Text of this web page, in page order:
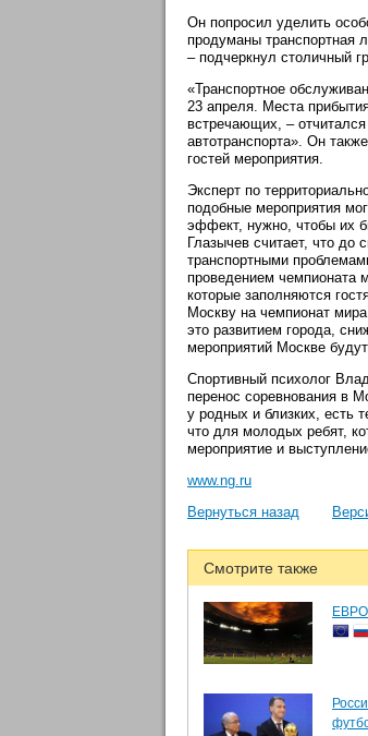
Он попросил уделить
продуманы транспортная
– подчеркнул столичный
«Транспортное
23 апреля. Места
встречающих, –
автотранспорта». Он
гостей мероприятия.
Эксперт по
подобные мероприятия
эффект, нужно, чтобы их
Глазычев считает, что до
транспортными
проведением чемпионата
которые заполняются
Москву на чемпионат
это развитием города,
мероприятий Москве
Спортивный психолог
перенос соревнования в
у родных и близких, есть
что для молодых ребят,
мероприятие и
www.ng.ru
Вернуться назад
Смотрите также